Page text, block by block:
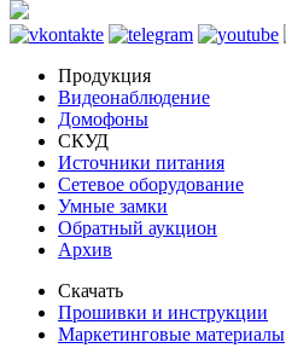
Продукция
Видеонаблюдение
Домофоны
СКУД
Источники питания
Сетевое оборудование
Умные замки
Обратный аукцион
Архив
Скачать
Прошивки и инструкции
Маркетинговые материалы